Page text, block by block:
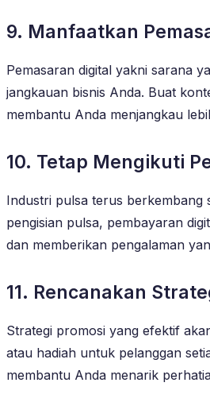
9. Manfaatkan
Pemasaran digital yakni sarana
jangkauan bisnis Anda. Buat
membantu Anda menjangkau
10. Tetap Mengikuti
Industri pulsa terus berkembang
pengisian pulsa, pembayaran
dan memberikan pengalaman
11. Rencanakan
Strategi promosi yang efektif
atau hadiah untuk pelanggan
membantu Anda menarik